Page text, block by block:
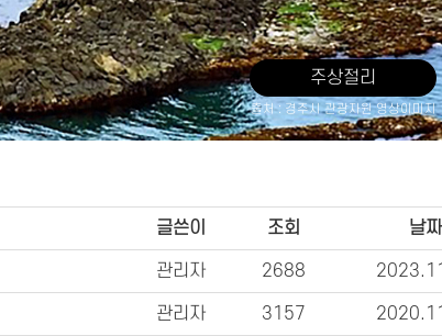
주상절리
출처 : 경주시 관광자원 영상이미지
글쓴이 조회 날짜
관리자 2688
관리자 3157